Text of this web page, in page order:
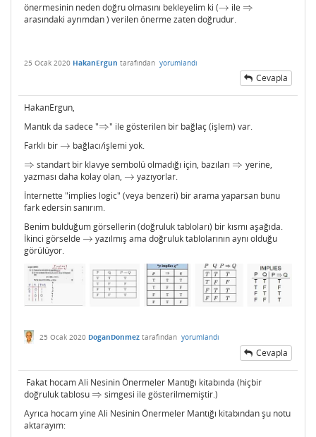
önermesinin neden doğru olmasını bekleyelim ki (→
→ ile ⇒
⇒
arasındaki ayrımdan ) verilen önerme zaten doğrudur.
25 Ocak 2020 HakanErgun tarafından yorumlandı
Cevapla
HakanErgun,
Mantık da sadece "⇒
⇒ " ile gösterilen bir bağlaç (işlem) var.
Farklı bir →
→ bağlacı/işlemi yok.
⇒
⇒ standart bir klavye sembolü olmadığı için, bazıları ⇒
⇒ yerine,
yazması daha kolay olan, →
→ yazıyorlar.
İnternette "implies logic" (veya benzeri) bir arama yaparsan bunu
fark edersin sanırım.
Benim bulduğum görsellerin (doğruluk tabloları) bir kısmı aşağıda.
İkinci görselde →
→ yazılmış ama doğruluk tablolarının aynı olduğu
görülüyor.
25 Ocak 2020 DoganDonmez tarafından yorumlandı
Cevapla
Fakat hocam Ali Nesinin Önermeler Mantığı kitabında (hiçbir
doğruluk tablosu ⇒
⇒ simgesi ile gösterilmemiştir.)
Ayrıca hocam yine Ali Nesinin Önermeler Mantığı kitabından şu notu
aktarayım: